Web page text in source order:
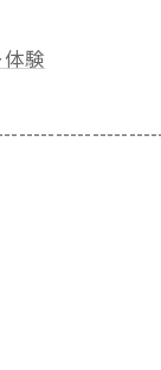
験